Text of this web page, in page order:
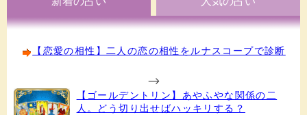
【恋愛の相性】二人の恋の相性をルナスコープで診断
-->
【ゴールデントリン】あやふやな関係の二
人。どう切り出せばハッキリする？